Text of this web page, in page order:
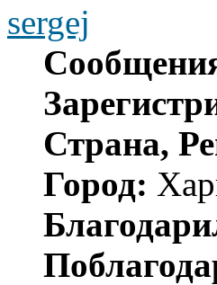
sergej
Страна,
Город: